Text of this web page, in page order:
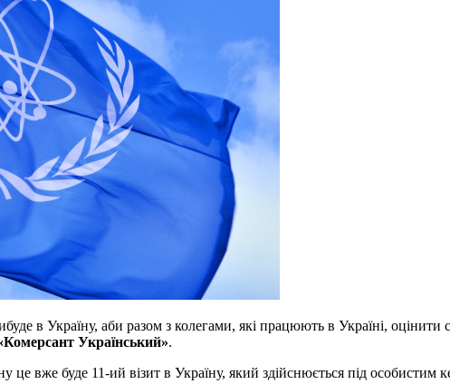
в Україну, аби разом з колегами, які працюють в Україні, оцінити
Український».
це вже буде 11-ий візит в Україну, який здійснюється під особистим